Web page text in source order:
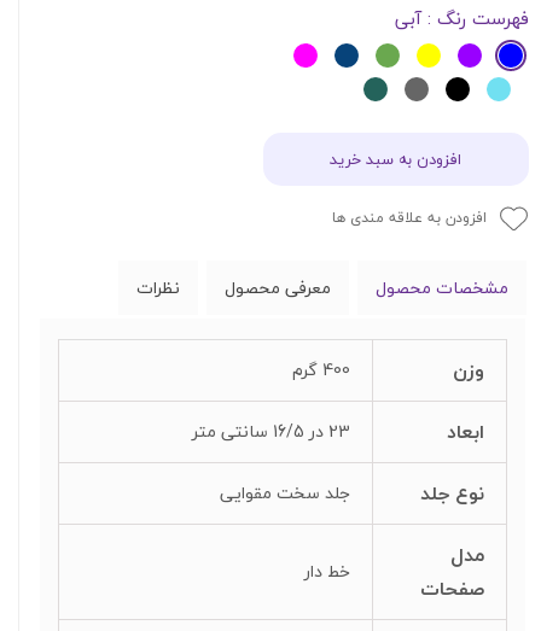
فهرست رنگ : آبی
افزودن به سبد خرید
افزودن به علاقه مندی ها
مشخصات محصول معرفی محصول نظرات
وزن 400 گرم
ابعاد 23 در 16/5 سانتی متر
نوع جلد جلد سخت مقوایی
مدل
صفحات
خط دار